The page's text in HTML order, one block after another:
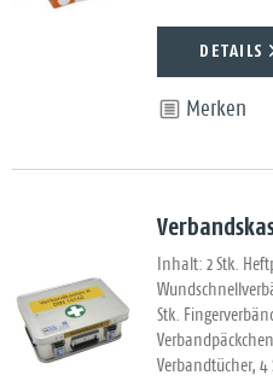
DETAILS
Merken
Inhalt: 2 Stk.
Stk.
Verbandtücher, 4